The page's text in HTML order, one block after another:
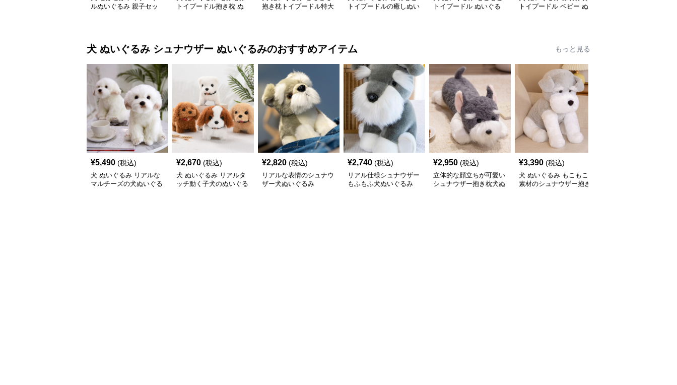
ルぬいぐるみ 親子セッ
トイプードル抱き枕 ぬ
抱き枕トイプードル特大
トイプードルの癒しぬい
トイプードル ぬいぐる
トイプードル ベビー ぬ
犬 ぬいぐるみ シュナウザー ぬいぐるみのおすすめアイテム もっと見る
¥5,490 (税込)
犬 ぬいぐるみ リアルな
マルチーズの犬ぬいぐる
¥2,670 (税込)
犬 ぬいぐるみ リアルタ
ッチ動く子犬のぬいぐる
¥2,820 (税込)
リアルな表情のシュナウ
ザー犬ぬいぐるみ
¥2,740 (税込)
リアル仕様シュナウザー
もふもふ犬ぬいぐるみ
¥2,950 (税込)
立体的な顔立ちが可愛い
シュナウザー抱き枕犬ぬ
¥3,390 (税込)
犬 ぬいぐるみ もこもこ
素材のシュナウザー抱き